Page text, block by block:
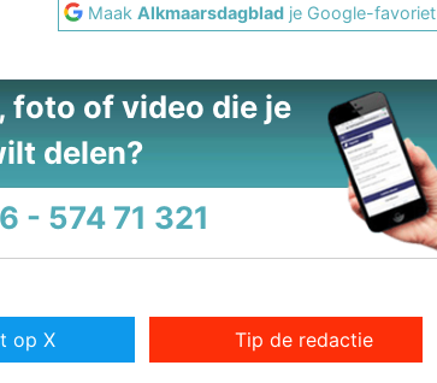
MaakAlkmaarsdagblad je Google-favoriet
foto of video die je
delen?
- 574 71 321
op X Tip de redactie